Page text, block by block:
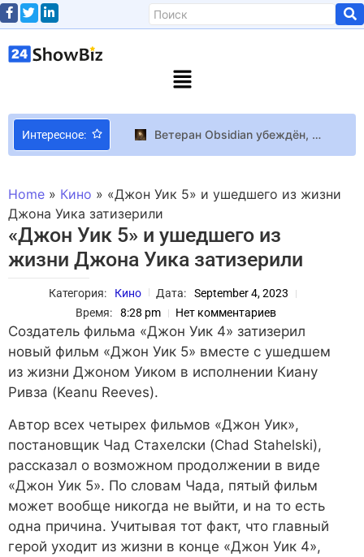
Интересное:
Ветеран Obsidian убеждён, что RPG переживают лучшие времена благодаря Expedition 33 и Baldur’s Gate 3
Букеровская премия опубликовала лонглист-2026, в который вошли 13 книг
Casio выпустила в Европе серию Edifice EQB-1300 с тонким корпусом и поддержкой Tough Solar
Home » Кино » «Джон Уик 5» и ушедшего из жизни
Джона Уика затизерили
«Джон Уик 5» и ушедшего из
жизни Джона Уика затизерили
Категория: Кино Дата:
September 4, 2023
Время:
8:28 pm Нет комментариев
Создатель фильма «Джон Уик 4» затизерил
новый фильм «Джон Уик 5» вместе с ушедшем
из жизни Джоном Уиком в исполнении Киану
Ривза (Keanu Reeves).
Автор всех четырех фильмов «Джон Уик»,
постановщик Чад Стахелски (Chad Stahelski),
рассказал о возможном продолжении в виде
«Джон Уик 5». По словам Чада, пятый фильм
может вообще никогда не выйти, и на то есть
одна причина. Учитывая тот факт, что главный
герой уходит из жизни в конце «Джон Уик 4»,